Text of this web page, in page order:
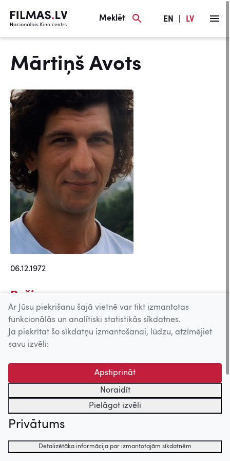
Meklēt EN LV
Mārtiņš Avots
06.12.1972
Režisors
Trusis. 7 lidojumi (2002)
Scenārija autors
Operators
Ej nu nokjer veeju laukaa (2003)
Ar Jūsu piekrišanu šajā vietnē var tikt izmantotas
funkcionālās un analītiski statistikās sīkdatnes.
Ja piekrītat šo sīkdatņu izmantošanai, lūdzu, atzīmējiet
savu izvēli:
Apstiprināt
Noraidīt
Pielāgot izvēli
Privātums
Detalizētāka informācija par izmantotajām sīkdatnēm